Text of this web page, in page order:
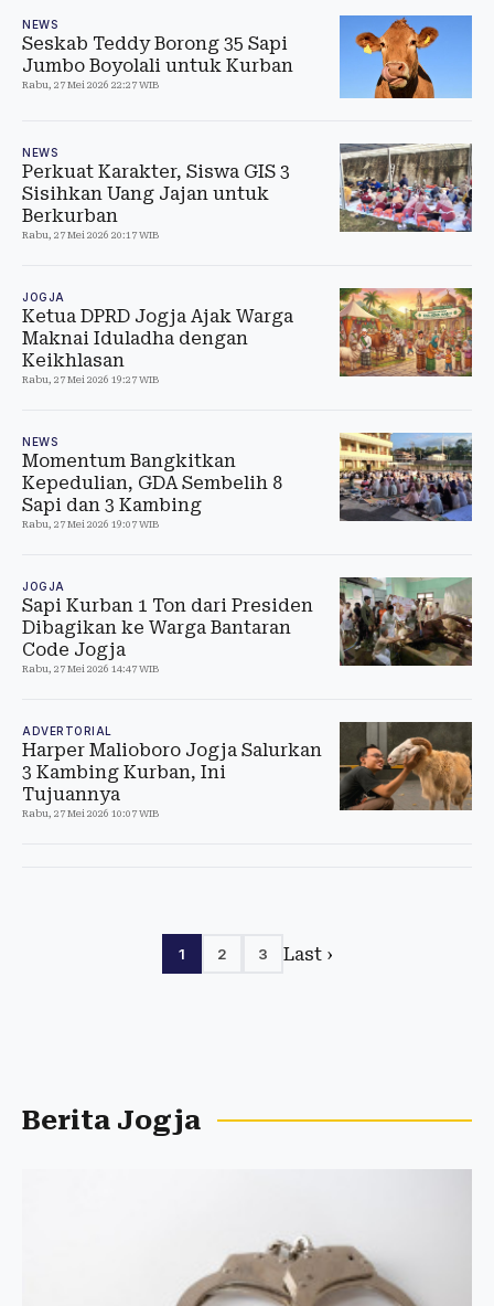
NEWS
Seskab Teddy Borong 35 Sapi
Jumbo Boyolali untuk Kurban
Rabu, 27 Mei 2026 22:27 WIB
NEWS
Perkuat Karakter, Siswa GIS 3
Sisihkan Uang Jajan untuk
Berkurban
Rabu, 27 Mei 2026 20:17 WIB
JOGJA
Ketua DPRD Jogja Ajak Warga
Maknai Iduladha dengan
Keikhlasan
Rabu, 27 Mei 2026 19:27 WIB
NEWS
Momentum Bangkitkan
Kepedulian, GDA Sembelih 8
Sapi dan 3 Kambing
Rabu, 27 Mei 2026 19:07 WIB
JOGJA
Sapi Kurban 1 Ton dari Presiden
Dibagikan ke Warga Bantaran
Code Jogja
Rabu, 27 Mei 2026 14:47 WIB
ADVERTORIAL
Harper Malioboro Jogja Salurkan
3 Kambing Kurban, Ini
Tujuannya
Rabu, 27 Mei 2026 10:07 WIB
1 2 3 Last ›
Berita Jogja